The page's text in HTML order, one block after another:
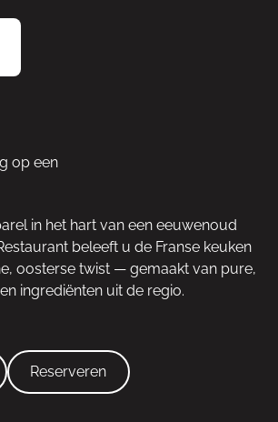
op een
in het hart van een eeuwenoud
beleeft u de Franse keuken
oosterse twist — gemaakt van pure,
ingrediënten uit de regio.
Reserveren